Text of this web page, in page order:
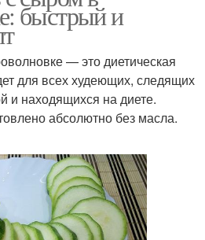
быстрый и
— это диетическая
для всех худеющих, следящих
и находящихся на диете.
абсолютно без масла.